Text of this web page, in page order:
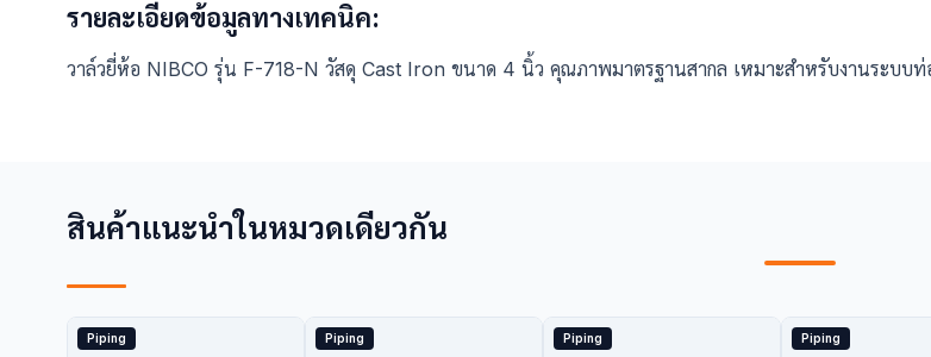
รายละเอียดข้อมูลทางเทคนิค:
วาล์วยี่ห้อ NIBCO รุ่น F-718-N วัสดุ Cast Iron ขนาด 4 นิ้ว คุณภาพมาตรฐานสากล เหมาะสำหรับงานระบบท่
สินค้าแนะนำในหมวดเดียวกัน
Piping Piping Piping Piping